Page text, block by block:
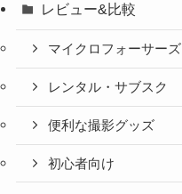
レビュー&比較
マイクロフォーサーズ
レンタル・サブスク
便利な撮影グッズ
初心者向け